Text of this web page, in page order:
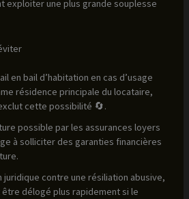
exploiter une plus grande souplesse
en bail d’habitation en cas d’usage
résidence principale du locataire,
cette possibilité 🔄.
possible par les assurances loyers
à solliciter des garanties financières
contre une résiliation abusive,
délogé plus rapidement si le